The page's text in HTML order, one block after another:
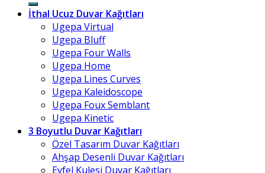
İthal Ucuz Duvar Kağıtları
Ugepa Virtual
Ugepa Bluff
Ugepa Four Walls
Ugepa Home
Ugepa Lines Curves
Ugepa Kaleidoscope
Ugepa Foux Semblant
Ugepa Kinetic
3 Boyutlu Duvar Kağıtları
Özel Tasarım Duvar Kağıtları
Ahşap Desenli Duvar Kağıtları
Eyfel Kulesi Duvar Kağıtları